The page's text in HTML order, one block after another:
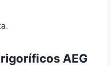
AEG